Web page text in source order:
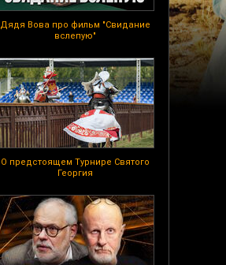
Дядя Вова про фильм "Свидание
вслепую"
О предстоящем Турнире Святого
Георгия